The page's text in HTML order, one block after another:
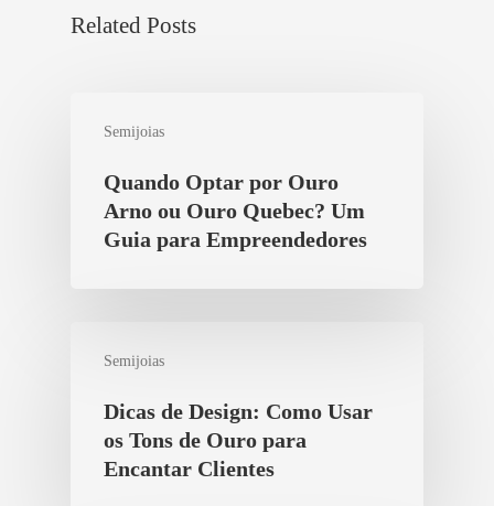
Related Posts
Semijoias
Quando Optar por Ouro
Arno ou Ouro Quebec? Um
Guia para Empreendedores
Semijoias
Dicas de Design: Como Usar
os Tons de Ouro para
Encantar Clientes